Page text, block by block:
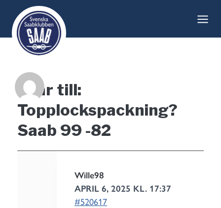
content
Svar till:
Topplockspackning?
Saab 99 -82
Wille98
APRIL 6, 2025 KL. 17:37
#520617